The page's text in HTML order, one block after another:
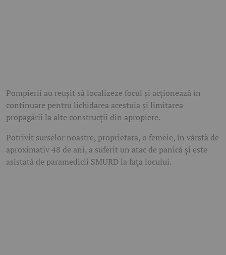
Pompierii au reușit să localizeze focul și acționează în
continuare pentru lichidarea acestuia și limitarea
propagării la alte construcții din apropiere.
Potrivit surselor noastre, proprietara, o femeie, în vârstă de
aproximativ 48 de ani, a suferit un atac de panică și este
asistată de paramedicii SMURD la fața locului.